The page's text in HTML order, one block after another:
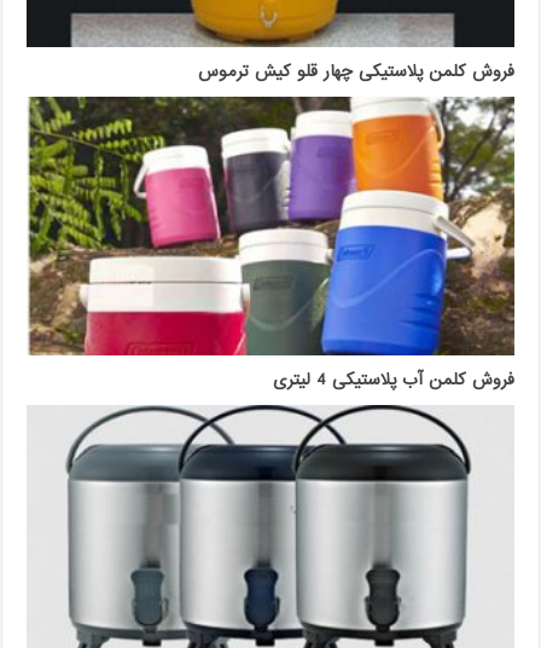
فروش کلمن پلاستیکی چهار قلو کیش ترموس
فروش کلمن آب پلاستیکی 4 لیتری